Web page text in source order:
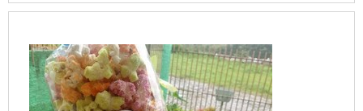
plásticas tem um formato diferenciado de carretel
espaço. As substâncias encont...